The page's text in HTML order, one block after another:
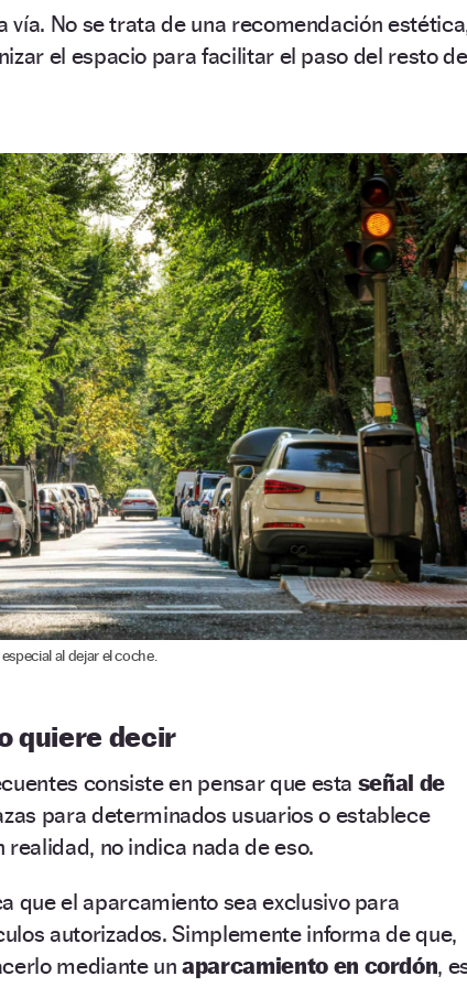
vía. No se trata de una recomendación
el espacio para facilitar el paso del resto de
al dejar el coche.
quiere decir
consiste en pensar que esta señal de
para determinados usuarios o establece
no indica nada de eso.
que el aparcamiento sea exclusivo para
autorizados. Simplemente informa de que,
mediante unaparcamiento en cordón,